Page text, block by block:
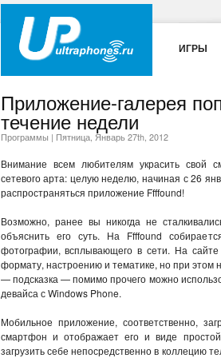
ИГРЫ
Приложение-галерея
течение недели
Программы | Пятница, Январь 27th, 2012
Внимание всем любителям украсить свой
сетевого арта: целую неделю, начиная с 26
распространяться приложение Ffffound!
Возможно, ранее вы никогда не
объяснить его суть. На Ffffound
фотографии, всплывающего в сети. На
формату, настроению и тематике, но при
— подсказка — помимо прочего можно
девайса с Windows Phone.
Мобильное приложение, соответственно,
смартфон и отображает его и виде
загрузить себе непосредственно в коллецию